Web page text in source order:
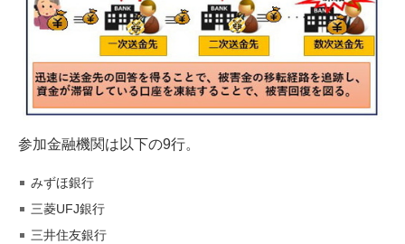
参加金融機関は以下の9行。
みずほ銀行
三菱UFJ銀行
三井住友銀行